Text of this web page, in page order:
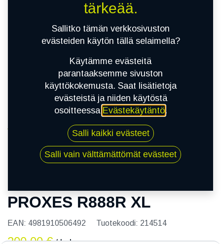
215/45R17 91W TOYO PROXES R888R XL
PROXES R888R XL
EAN: 4981910506492 Tuotekoodi: 214514
200,00€
tärkeää.
Sallitko tämän verkkosivuston
evästeiden käytön tällä selaimella?
Käytämme evästeitä
parantaaksemme sivuston
käyttökokemusta. Saat lisätietoja
evästeistä ja niiden käytöstä
osoitteessa Evästekäytäntö.
Salli kaikki evästeet
Salli vain välttämättömät evästeet